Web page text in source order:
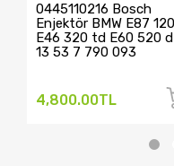
0445110216 Bosch
Enjektör BMW E87
E46 320 td E60 520 d
13 53 7 790 093
4,800.00TL